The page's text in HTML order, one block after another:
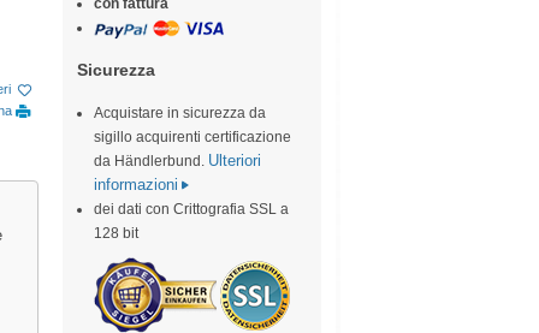
con fattura
Sicurezza
Acquistare in sicurezza da
sigillo acquirenti certificazione
da Händlerbund. Ulteriori
informazioni
dei dati con Crittografia SSL a
128 bit